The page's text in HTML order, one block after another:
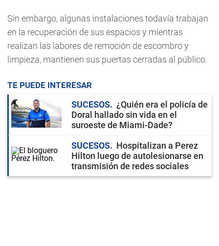
Sin embargo, algunas instalaciones todavía trabajan
en la recuperación de sus espacios y mientras
realizan las labores de remoción de escombro y
limpieza, mantienen sus puertas cerradas al público.
TE PUEDE INTERESAR
SUCESOS
¿Quién era el policía de
Doral hallado sin vida en el
suroeste de Miami-Dade?
SUCESOS
Hospitalizan a Perez
Hilton luego de autolesionarse en
transmisión de redes sociales